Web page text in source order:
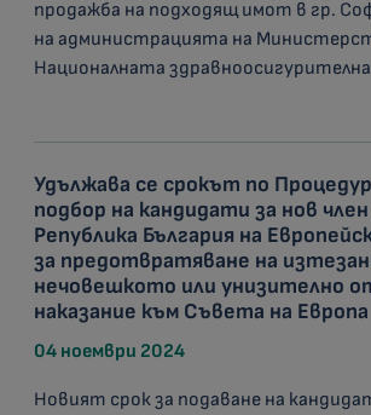
продажба на подходящ имот в гр.
на администрацията на
Националната здравноосигурителна
Удължава се срокът по
подбор на кандидати за нов
Република България на
за предотвратяване на
нечовешкото или унизително
наказание към Съвета на Европа
04 ноември 2024
Новият срок за подаване на